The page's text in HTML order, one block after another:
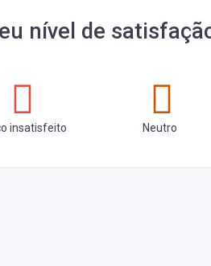
nível de
insatisfeito Neutro